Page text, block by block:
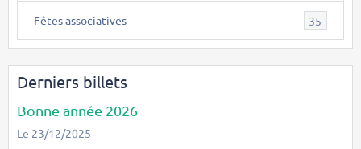
Fêtes associatives 35
Derniers billets
Bonne année 2026
Le 23/12/2025